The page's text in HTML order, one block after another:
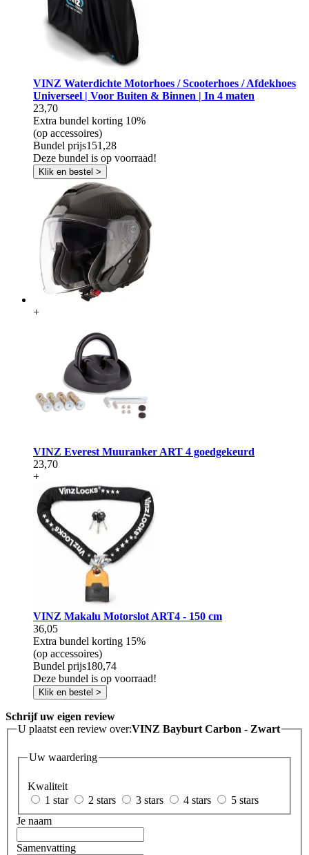
VINZ Waterdichte Motorhoes / Scooterhoes / Afdekhoes
Universeel | Voor Buiten & Binnen | In 4 maten
23,70
Extra bundel korting 10%
(op accessoires)
Bundel prijs151,28
Deze bundel is op voorraad!
Klik en bestel >
+
VINZ Everest Muuranker ART 4 goedgekeurd
23,70
+
VINZ Makalu Motorslot ART4 - 150 cm
36,05
Extra bundel korting 15%
(op accessoires)
Bundel prijs180,74
Deze bundel is op voorraad!
Klik en bestel >
Schrijf uw eigen review
U plaatst een review over:VINZ Bayburt Carbon - Zwart
Uw waardering
Kwaliteit
1 star
2 stars 3 stars 4 stars
5 stars
Je naam
Samenvatting